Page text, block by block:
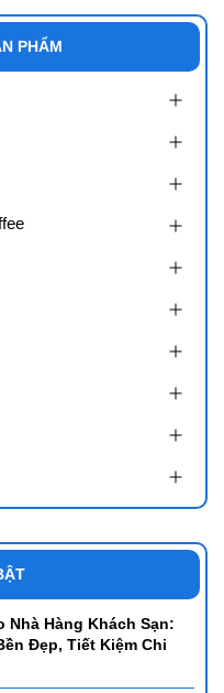
PHẨM
Nhà Hàng Khách Sạn:
Đẹp, Tiết Kiệm Chi